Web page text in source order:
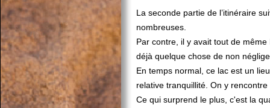
La seconde partie de l’itinéraire
nombreuses.
Par contre, il y avait tout de
déjà quelque chose de non
En temps normal, ce lac est un
relative tranquillité. On y
Ce qui surprend le plus, c'est la